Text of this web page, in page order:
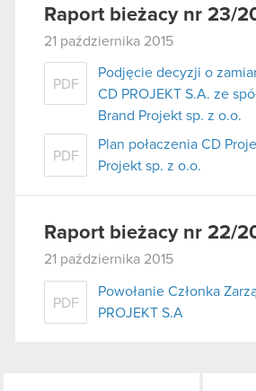
Raport bieżacy nr 23/
21 października 2015
PDF
Podjęcie decyzji o
CD PROJEKT S.A. ze
Brand Projekt sp. z o.o.
PDF
Plan połaczenia CD
Projekt sp. z o.o.
Raport bieżacy nr 22/
21 października 2015
PDF
Powołanie Członka
PROJEKT S.A